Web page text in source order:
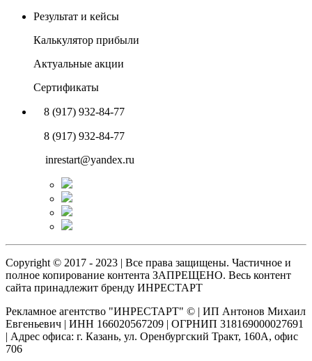
Результат и кейсы
Калькулятор прибыли
Актуальные акции
Сертификаты
8 (917) 932-84-77
8 (917) 932-84-77
inrestart@yandex.ru
Copyright © 2017 - 2023 | Все права защищены. Частичное и
полное копирование контента ЗАПРЕЩЕНО. Весь контент
сайта принадлежит бренду ИНРЕСТАРТ
Рекламное агентство "ИНРЕСТАРТ" © | ИП Антонов Михаил
Евгеньевич | ИНН 166020567209 | ОГРНИП 318169000027691
| Адрес офиса: г. Казань, ул. Оренбургский Тракт, 160А, офис
706